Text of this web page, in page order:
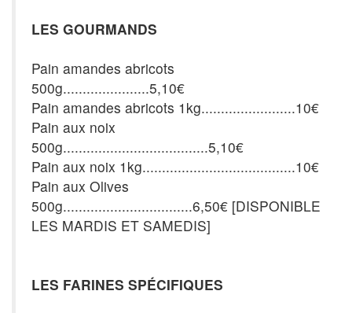
LES GOURMANDS
Pain amandes abricots
500g......................5,10€
Pain amandes abricots 1kg........................10€
Pain aux noix
500g.....................................5,10€
Pain aux noix 1kg.......................................10€
Pain aux Olives
500g.................................6,50€ [DISPONIBLE
LES MARDIS ET SAMEDIS]
LES FARINES SPÉCIFIQUES